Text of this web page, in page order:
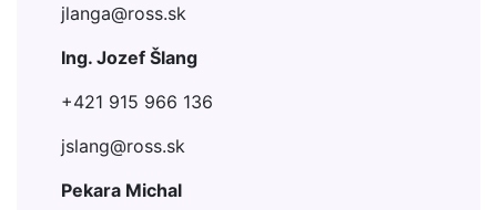
jlanga@ross.sk
Ing. Jozef Šlang
+421 915 966 136
jslang@ross.sk
Pekara Michal